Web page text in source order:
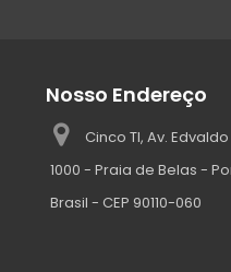
Nosso Endereço
Cinco TI, Av.
1000 - Praia de Belas -
Brasil - CEP 90110-060